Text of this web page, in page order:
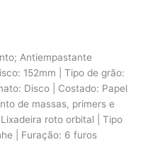
Antiempastante
152mm | Tipo de grão:
Disco | Costado: Papel
de massas, primers e
roto orbital | Tipo
| Furação: 6 furos